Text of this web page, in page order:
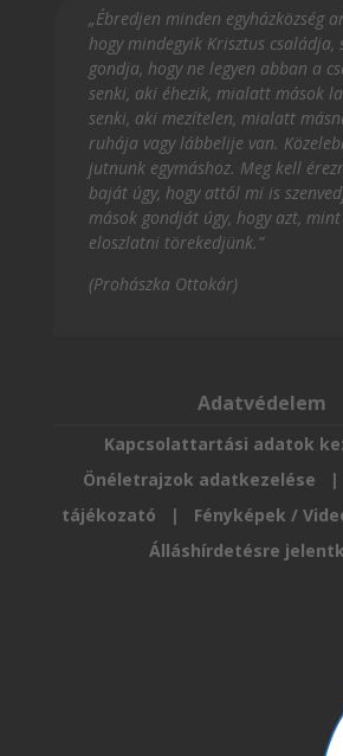
„Ébredjen minden egyházközség
hogy mindegyik Krisztus családja,
gondja, hogy ne legyen abban a
senki, aki éhezik, mialatt mások
senki, aki mezítelen, mialatt
ruhája vagy lábbelije van.
jutnunk egymáshoz. Meg kell
baját úgy, hogy attól mi is
mások gondját úgy, hogy azt,
eloszlatni törekedjünk.”
(Prohászka Ottokár)
Adatvédelem
Kapcsolattartási adatok
Önéletrajzok adatkezelése
|
tájékozató | Fényképek /
Álláshírdetésre